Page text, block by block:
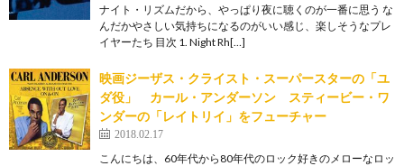
ナイト・リズムだから、やっぱり夜に聴くのが一番に思う な
んだかやさしい気持ちになるのがいい感じ、楽しそうなプレ
イヤーたち 目次 1. Night Rh[…]
映画ジーザス・クライスト・スーパースターの「ユ
ダ役」 カール・アンダーソン スティービー・ワ
ンダーの「レイトリイ」をフューチャー
2018.02.17
こんにちは、60年代から80年代のロック好きのメローなロッ